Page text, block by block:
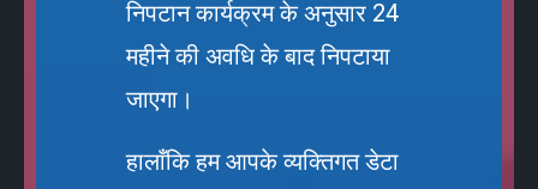
निपटान कार्यक्रम के अनुसार 24
महीने की अवधि के बाद निपटाया
जाएगा।
हालाँकि हम आपके व्यक्तिगत डेटा